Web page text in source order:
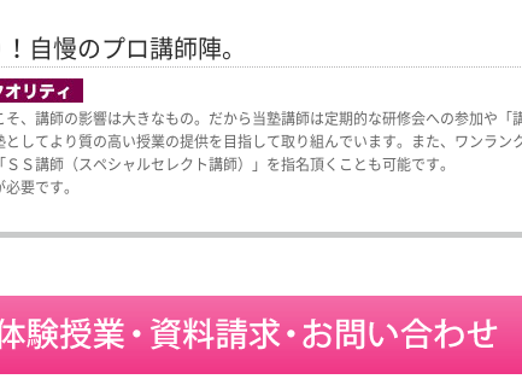
自慢のプロ講師陣。
そ、講師の影響は大きなもの。だから当塾講師は定期的な研修会への参加や
としてより質の高い授業の提供を目指して取り組んでいます。また、ワンラ
Ｓ講師（スペシャルセレクト講師）」を指名頂くことも可能です。
要です。